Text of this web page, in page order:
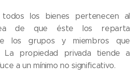
todos los bienes pertenecen al
de que éste los reparta
los grupos y miembros que
La propiedad privada tiende a
a un mínimo no significativo.